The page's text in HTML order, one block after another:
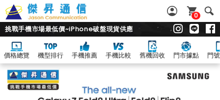
0
挑戰手機市場最低價~iPhone破盤現貨供應
價格總覽 機型排行 手機推薦 手機比較 舊機回收 門市據點 門